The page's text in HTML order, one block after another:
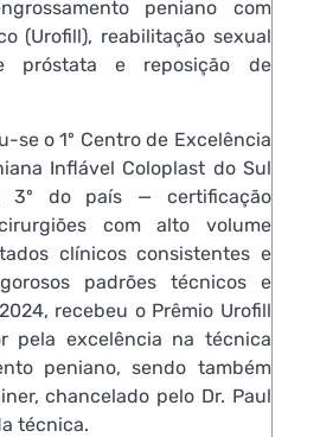
peniano com
(Urofill), reabilitação sexual
próstata e reposição de
se o 1º Centro de Excelência
Inflável Coloplast do Sul
do país — certificação
com alto volume
clínicos consistentes e
padrões técnicos e
recebeu o Prêmio Urofill
pela excelência na técnica
peniano, sendo também
chancelado pelo Dr. Paul
técnica.